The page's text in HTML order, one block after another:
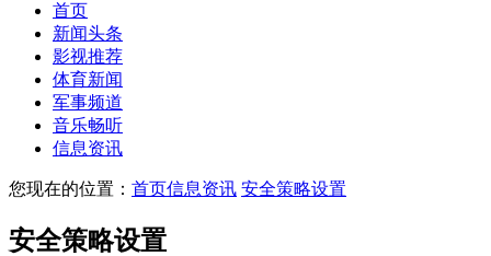
首页
新闻头条
影视推荐
体育新闻
军事频道
音乐畅听
信息资讯
您现在的位置： 首页信息资讯 安全策略设置
安全策略设置